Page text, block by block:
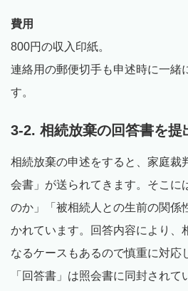
費用
800円の収入印紙。
連絡用の郵便切手も申述時に一緒
す。
3-2. 相続放棄の回答書を提
相続放棄の申述をすると、家庭裁
会書」が送られてきます。そこに
のか」「被相続人との生前の関係
かれています。回答内容により、
なるケースもあるので慎重に対応
「回答書」は照会書に同封され